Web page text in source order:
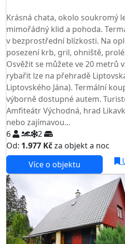
Krásná chata, okolo soukromý
mimořádný klid a pohoda.
v bezprostřední blízkosti. Na
posezení krb, gril, ohniště,
Osvěžit se můžete ve 20 metrů
rybařit lze na přehradě
Liptovského Jána). Termální
výborně dostupné autem.
Amfiteátr Východná, hrad
nebo zajímavou...
6
2
Od: 1.977 Kčza objekt a noc
Více o objektu